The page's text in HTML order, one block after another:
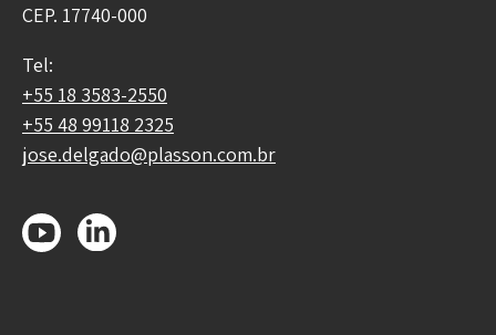
CEP. 17740-000
Tel:
+55 18 3583-2550
+55 48 99118 2325
jose.delgado@plasson.com.br